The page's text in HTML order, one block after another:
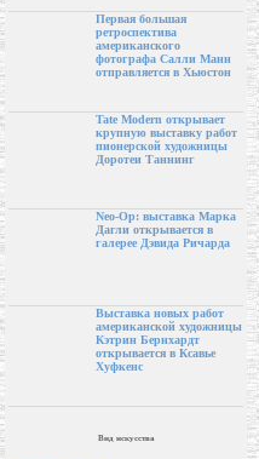
Первая большая
ретроспектива
американского
фотографа Салли Манн
отправляется в Хьюстон
Tate Modern открывает
крупную выставку работ
пионерской художницы
Доротеи Таннинг
Neo-Op: выставка Марка
Дагли открывается в
галерее Дэвида Ричарда
Выставка новых работ
американской художницы
Кэтрин Бернхардт
открывается в Ксавье
Хуфкенс
Вид искусства